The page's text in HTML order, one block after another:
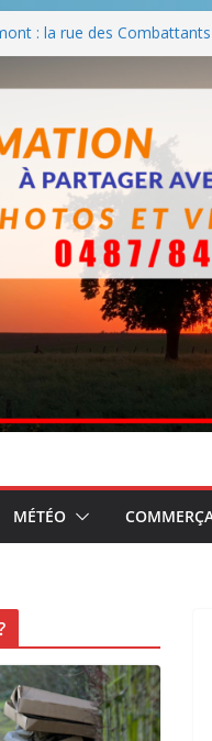
: la rue des
nationale sans drache
MÉTÉO